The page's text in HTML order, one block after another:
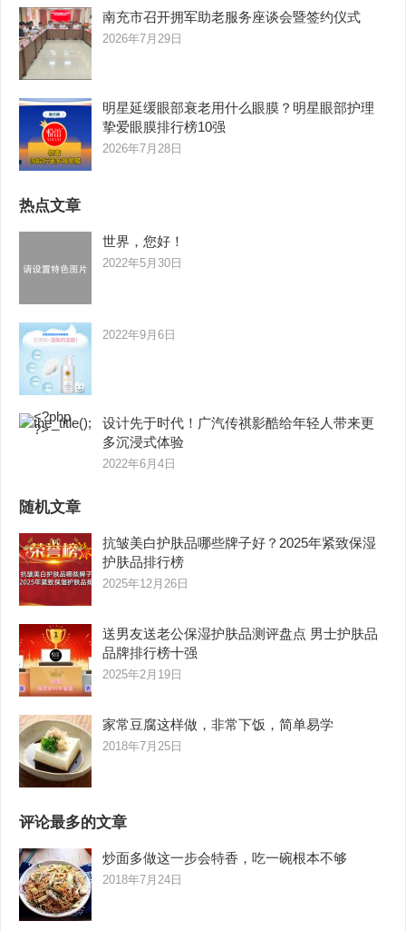
南充市召开拥军助老服务座谈会暨签约仪式
2026年7月29日
明星延缓眼部衰老用什么眼膜？明星眼部护理
挚爱眼膜排行榜10强
2026年7月28日
热点文章
世界，您好！
2022年5月30日
2022年9月6日
设计先于时代！广汽传祺影酷给年轻人带来更
多沉浸式体验
2022年6月4日
随机文章
抗皱美白护肤品哪些牌子好？2025年紧致保湿
护肤品排行榜
2025年12月26日
送男友送老公保湿护肤品测评盘点 男士护肤品
品牌排行榜十强
2025年2月19日
家常豆腐这样做，非常下饭，简单易学
2018年7月25日
评论最多的文章
炒面多做这一步会特香，吃一碗根本不够
2018年7月24日